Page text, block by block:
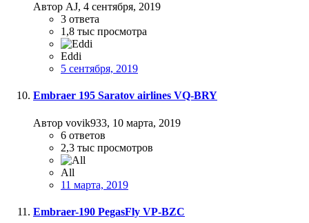
Автор AJ, 4 сентября, 2019
3 ответа
1,8 тыс просмотра
Eddi
5 сентября, 2019
Embraer 195 Saratov airlines VQ-BRY
Автор vovik933, 10 марта, 2019
6 ответов
2,3 тыс просмотров
All
11 марта, 2019
Embraer-190 PegasFly VP-BZC